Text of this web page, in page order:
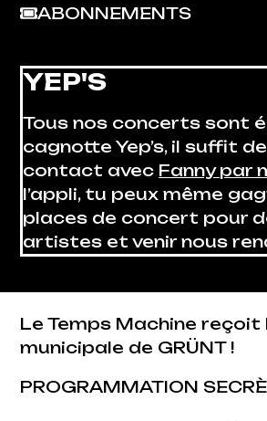
ABONNEMENTS
YEP'S
Tous nos concerts sont
cagnotte Yep’s, il suffit
contact avec Fanny par
l’appli, tu peux même
places de concert pour
artistes et venir nous
Le Temps Machine
municipale de GRÜNT !
PROGRAMMATION